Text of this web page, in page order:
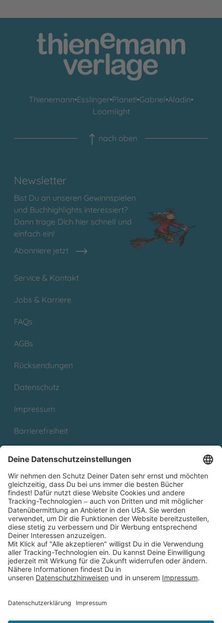
Thienemann•Esslinger•Planet!•Gabriel•Aladin•
Loomlight
nach oben
Newsletter
Bist Du an unseren Gewinnspielen
und Buchhighlights interessiert?
Dann trage Dich hier schnell und
einfach ein!
Abonniere jetzt
Service & Kontakt
Jobs & Karriere
FAQs
AGBs
Rücksendungen
Datenschutz
Impressum
Barrierefreiheit
Partnerprogramm (Affiliate)
Folge uns auf
* Versandkostenfrei ab 9,00 € Bestellwert innerhalb
Deutschlands
** Lieferzeit 1-3 Werktage innerhalb Deutschlands
Thienemann-Esslinger Verlag GmbH, Blumenstraße 36, D-70182